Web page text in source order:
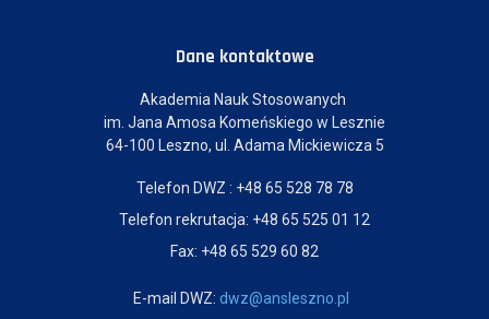
Dane kontaktowe
Akademia Nauk Stosowanych
im. Jana Amosa Komeńskiego w Lesznie
64-100 Leszno, ul. Adama Mickiewicza 5
Telefon DWZ : +48 65 528 78 78
Telefon rekrutacja: +48 65 525 01 12
Fax: +48 65 529 60 82
E-mail DWZ: dwz@ansleszno.pl